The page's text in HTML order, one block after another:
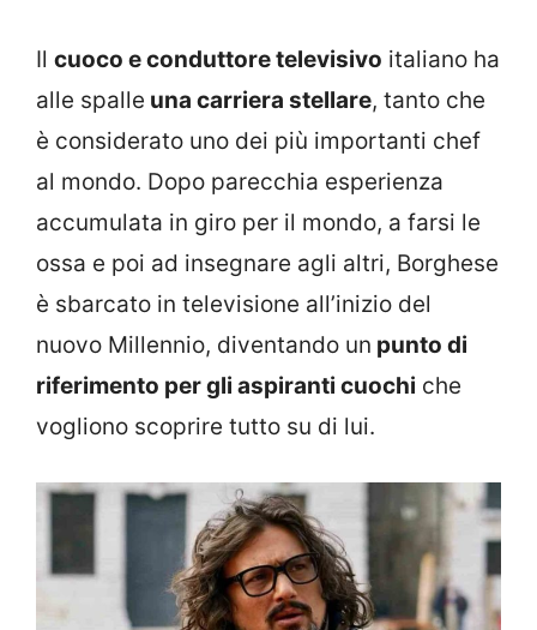
Il cuoco e conduttore televisivo italiano ha
alle spalle una carriera stellare, tanto che
è considerato uno dei più importanti chef
al mondo. Dopo parecchia esperienza
accumulata in giro per il mondo, a farsi le
ossa e poi ad insegnare agli altri, Borghese
è sbarcato in televisione all’inizio del
nuovo Millennio, diventando un punto di
riferimento per gli aspiranti cuochi che
vogliono scoprire tutto su di lui.